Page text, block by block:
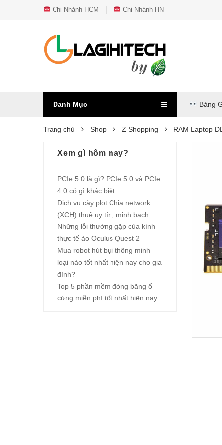
Chi Nhánh HCM Chi Nhánh HN
Danh Mục Bảng
Trang chủ Shop Z Shopping RAM Laptop
Xem gì hôm nay?
PCIe 5.0 là gì? PCIe 5.0 và PCIe
4.0 có gì khác biệt
Dịch vụ cày plot Chia network
(XCH) thuê uy tín, minh bạch
Những lỗi thường gặp của kính
thực tế ảo Oculus Quest 2
Mua robot hút bụi thông minh
loại nào tốt nhất hiện nay cho gia
đình?
Top 5 phần mềm đóng băng ổ
cứng miễn phí tốt nhất hiện nay